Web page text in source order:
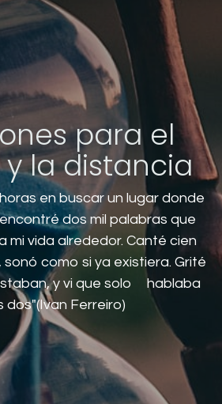
para el
la distancia
en buscar un lugar donde
dos mil palabras que
mi vida alrededor. Canté cien
como si ya existiera. Grité
y vi que solo hablaba
dos"(Ivan Ferreiro)